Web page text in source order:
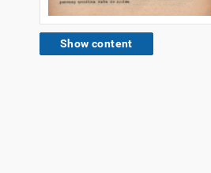
Show content